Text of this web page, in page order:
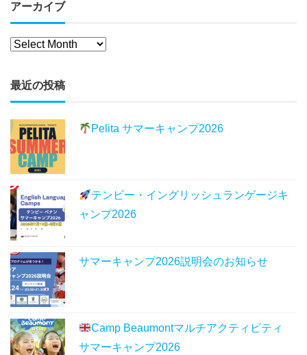
アーカイブ
最近の投稿
Pelita サマーキャンプ2026
テンビー・イングリッシュランゲージキ
ャンプ2026
サマーキャンプ2026説明会のお知らせ
Camp Beaumontマルチアクティビティ
サマーキャンプ2026